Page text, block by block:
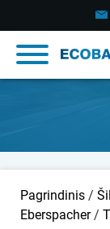
Pagrindinis /
Eberspacher/